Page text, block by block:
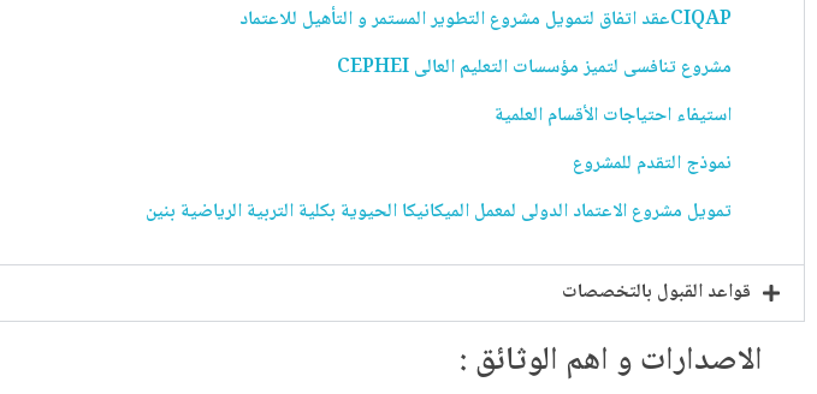
CIQAPعقد اتفاق لتمويل مشروع التطوير المستمر و التأهيل للاعتماد
مشروع تنافسى لتميز مؤسسات التعليم العالى CEPHEI
استيفاء احتياجات الأقسام العلمية
نموذج التقدم للمشروع
تمويل مشروع الاعتماد الدولى لمعمل الميكانيكا الحيوية بكلية التربية الرياضية بنين
قواعد القبول بالتخصصات
الاصدارات و اهم الوثائق :